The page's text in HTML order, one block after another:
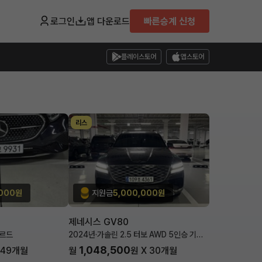
로그인 앱 다운로드 빠른승계 신청
플레이스토어 앱스토어
원
드
49개월
리스
지원금5,000,000원
제네시스 GV80
2024년·가솔린 2.5 터보 AWD 5인승 기본
월 1,048,500원 X 30개월